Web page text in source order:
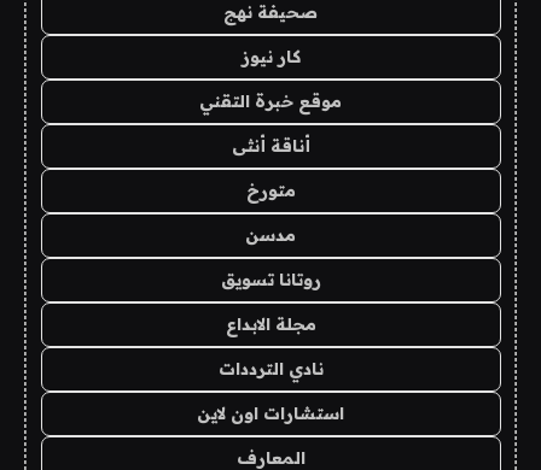
صحيفة نهج
كار نيوز
موقع خبرة التقني
أناقة أنثى
متورخ
مدسن
روتانا تسويق
مجلة الابداع
نادي الترددات
استشارات اون لاين
المعارف